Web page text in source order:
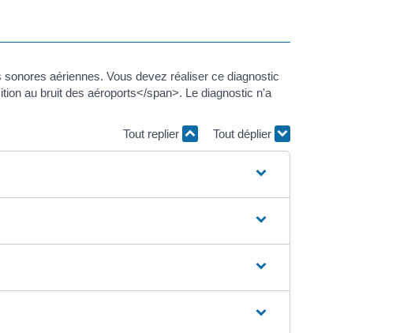
aériennes. Vous devez réaliser ce diagnostic
au bruit des aéroports</span>. Le diagnostic n'a
Tout replier
Tout déplier